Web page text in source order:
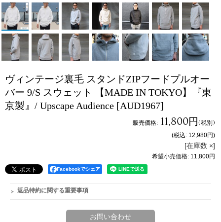
ヴィンテージ裏毛 スタンドZIPフードプルオー
バー 9/S スウェット 【MADE IN TOKYO】『東
京製』/ Upscape Audience [AUD1967]
販売価格: 11,800円(税別)
(税込: 12,980円)
[在庫数 ×]
希望小売価格: 11,800円
Facebookでシェア
返品特約に関する重要事項